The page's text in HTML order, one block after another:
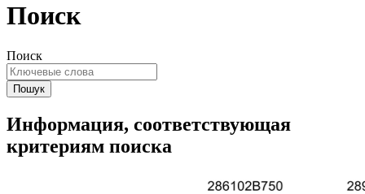
Поиск
Поиск
Информация, соответствующая
критериям поиска